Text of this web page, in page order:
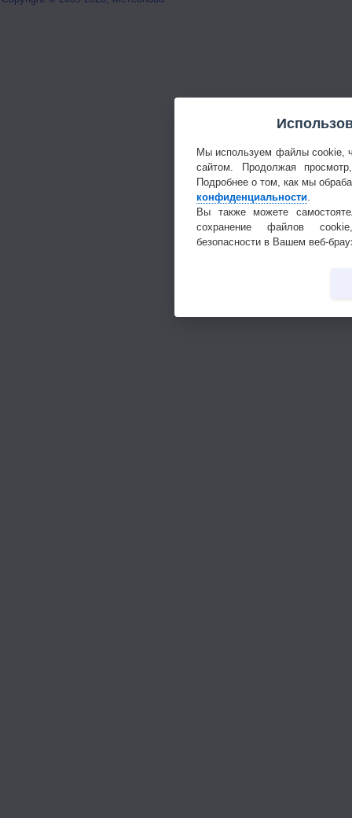
Мы используем файлы cookie,
сайтом. Продолжая
Подробнее о том, как мы
конфиденциальности
Вы также можете
сохранение файлов
безопасности в Вашем веб-